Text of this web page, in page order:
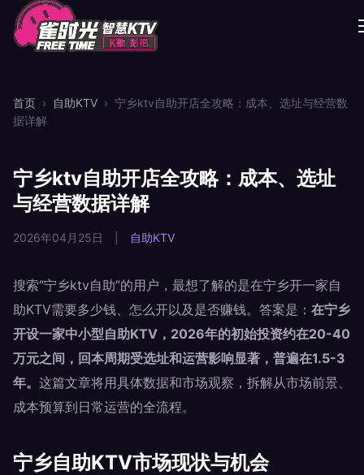
首页 › 自助KTV › 宁乡ktv自助开店全攻略：成本、选址与经营数
据详解
宁乡ktv自助开店全攻略：成本、选址
与经营数据详解
2026年04月25日 自助KTV
搜索“宁乡ktv自助”的用户，最想了解的是在宁乡开一家自
助KTV需要多少钱、怎么开以及是否赚钱。答案是： 在宁乡
开设一家中小型自助KTV，2026年的初始投资约在20-40
万元之间，回本周期受选址和运营影响显著，普遍在1.5-3
年。 这篇文章将用具体数据和市场观察，拆解从市场前景、
成本预算到日常运营的全流程。
宁乡自助KTV市场现状与机会